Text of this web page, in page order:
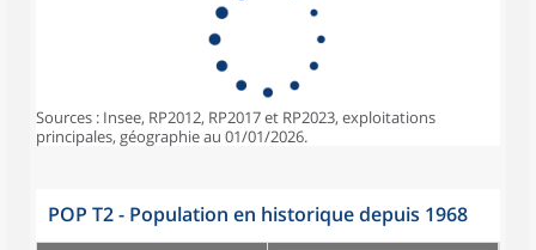
Sources : Insee, RP2012, RP2017 et RP2023, exploitations
principales, géographie au 01/01/2026.
POP T2 - Population en historique depuis 1968